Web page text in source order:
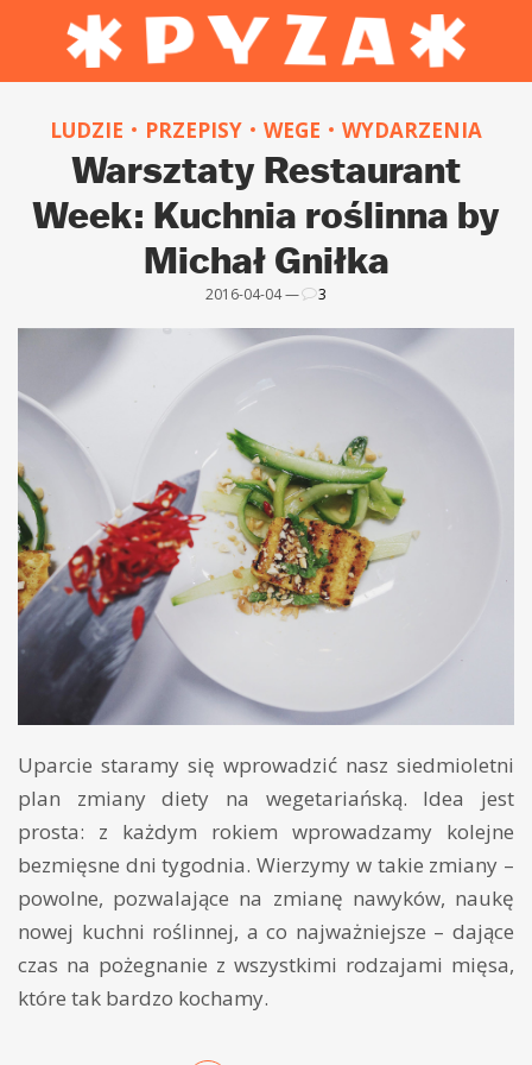
LUDZIE PRZEPISY WEGE WYDARZENIA
Warsztaty Restaurant
Week: Kuchnia roślinna by
Michał Gniłka
2016-04-04 — 3
Uparcie staramy się wprowadzić nasz siedmioletni
plan zmiany diety na wegetariańską. Idea jest
prosta: z każdym rokiem wprowadzamy kolejne
bezmięsne dni tygodnia. Wierzymy w takie zmiany –
powolne, pozwalające na zmianę nawyków, naukę
nowej kuchni roślinnej, a co najważniejsze – dające
czas na pożegnanie z wszystkimi rodzajami mięsa,
które tak bardzo kochamy.